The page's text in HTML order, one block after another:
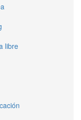
libre